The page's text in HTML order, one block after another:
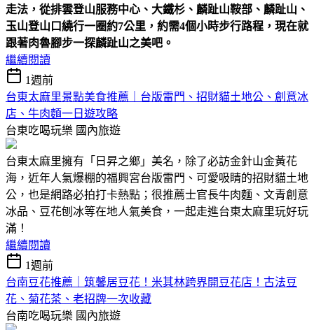
走法，從排雲登山服務中心、大鐵杉、麟趾山鞍部、麟趾山、
玉山登山口繞行一圈約7公里，約需4個小時步行路程，現在就
跟著肉魯腳步一探麟趾山之美吧。
繼續閱讀
1週前
台東太麻里景點美食推薦｜台版雷門、招財貓土地公、創意冰
店、牛肉麵一日遊攻略
台東吃喝玩樂 國內旅遊
台東太麻里擁有「日昇之鄉」美名，除了必訪金針山金黃花
海，近年人氣爆棚的福興宮台版雷門、可愛吸睛的招財貓土地
公，也是網路必拍打卡熱點；很推薦士官長牛肉麵、文青創意
冰品、豆花刨冰等在地人氣美食，一起走進台東太麻里玩好玩
滿！
繼續閱讀
1週前
台南豆花推薦｜筑馨居豆花！米其林跨界開豆花店！古法豆
花、菊花茶、老招牌一次收藏
台南吃喝玩樂 國內旅遊